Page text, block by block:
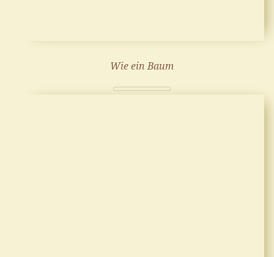
Wie ein Baum